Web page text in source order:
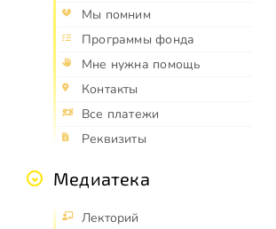
Мы помним
Программы фонда
Мне нужна помощь
Контакты
Все платежи
Реквизиты
Медиатека
Лекторий